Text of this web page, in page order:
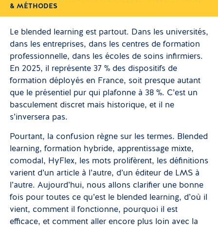
& MÉTHODES
Le blended learning est partout. Dans les universités,
dans les entreprises, dans les centres de formation
professionnelle, dans les écoles de soins infirmiers.
En 2025, il représente 37 % des dispositifs de
formation déployés en France, soit presque autant
que le présentiel pur qui plafonne à 38 %. C’est un
basculement discret mais historique, et il ne
s’inversera pas.
Pourtant, la confusion règne sur les termes. Blended
learning, formation hybride, apprentissage mixte,
comodal, HyFlex, les mots prolifèrent, les définitions
varient d’un article à l’autre, d’un éditeur de LMS à
l’autre. Aujourd’hui, nous allons clarifier une bonne
fois pour toutes ce qu’est le blended learning, d’où il
vient, comment il fonctionne, pourquoi il est
efficace, et comment aller encore plus loin avec la